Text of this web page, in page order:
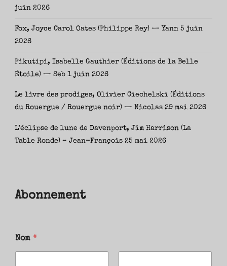
juin 2026
Fox, Joyce Carol Oates (Philippe Rey) — Yann 5 juin
2026
Pikutipi, Isabelle Gauthier (Éditions de la Belle
Étoile) — Seb 1 juin 2026
Le livre des prodiges, Olivier Ciechelski (Éditions
du Rouergue / Rouergue noir) — Nicolas 29 mai 2026
L’éclipse de lune de Davenport, Jim Harrison (La
Table Ronde) – Jean-François 25 mai 2026
Abonnement
Nom *